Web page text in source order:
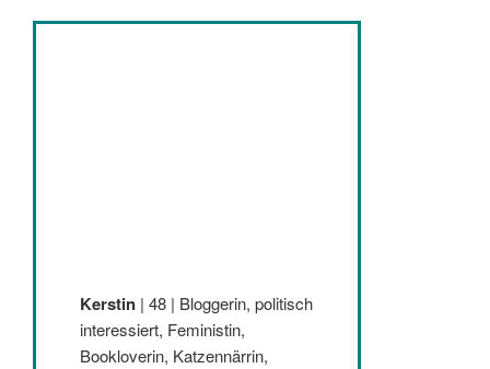
Kerstin | 48 | Bloggerin, politisch
interessiert, Feministin,
Bookloverin, Katzennärrin,